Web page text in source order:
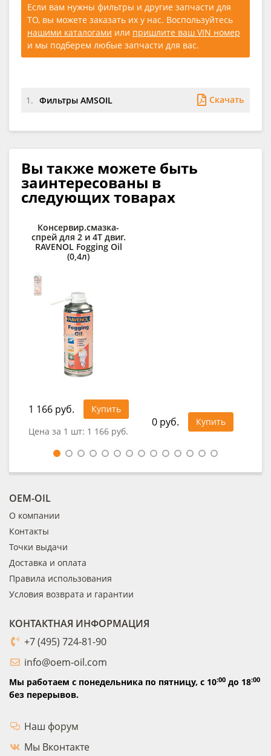
Если вам нужны фильтры и другие запчасти для
ТО, вы можете заказать их у нас. Воспользуйтесь
нашими каталогами или пришлите ваш VIN номер
и мы подберем любые запчасти для вас.
1. Фильтры AMSOIL Скачать
Вы также можете быть
заинтересованы в
следующих товарах
Консервир.смазка-
спрей для 2 и 4Т двиг.
RAVENOL Fogging Oil
(0,4л)
1 166 руб.
Купить
Цена за 1 шт: 1 166 руб.
0 руб. Купить
OEM-OIL
О компании
Контакты
Точки выдачи
Доставка и оплата
Правила использования
Условия возврата и гарантии
КОНТАКТНАЯ ИНФОРМАЦИЯ
+7 (495) 724-81-90
info@oem-oil.com
Мы работаем с понедельника по пятницу, с 10:00 до 18:00
без перерывов.
Наш форум
Мы Вконтакте